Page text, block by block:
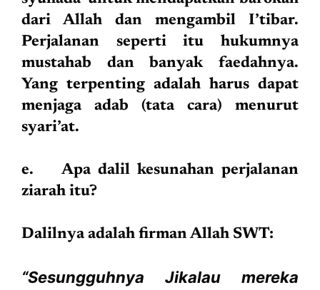
dari Allah dan mengambil I’tibar.
Perjalanan seperti itu hukumnya
mustahab dan banyak faedahnya.
Yang terpenting adalah harus dapat
menjaga adab (tata cara) menurut
syari’at.
e. Apa dalil kesunahan perjalanan
ziarah itu?
Dalilnya adalah firman Allah SWT:
“Sesungguhnya Jikalau mereka